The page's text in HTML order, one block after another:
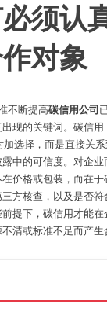
须认
对象
不断提高碳信用公司
现的关键词。碳信
选择，而是直接关
中的可信度。对企业
价格或包装，而在
方核查，以及是否
提下，碳信用才能
清或标准不足而产生